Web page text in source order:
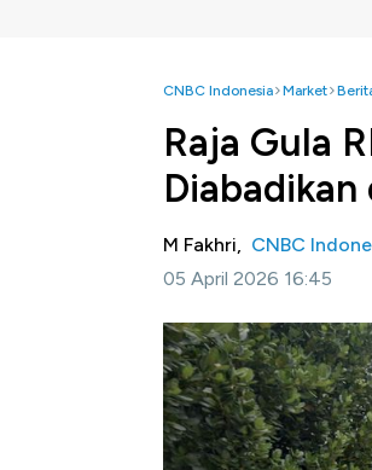
CNBC Indonesia Market
Raja Gula
Diabadikan
M Fakhri, CNBC
05 April 2026 16:45